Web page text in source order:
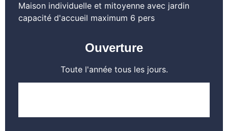
Maison individuelle et mitoyenne avec jardin
capacité d'accueil maximum 6 pers
Ouverture
Toute l'année tous les jours.